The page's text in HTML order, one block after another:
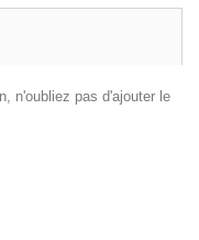
n'oubliez pas d'ajouter le